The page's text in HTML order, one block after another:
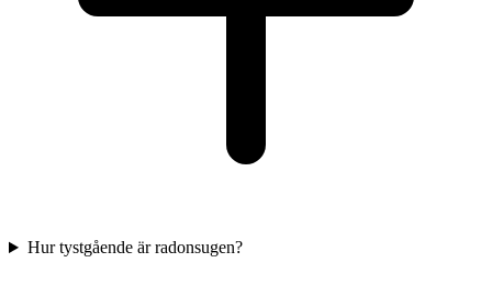
Hur tystgående är radonsugen?